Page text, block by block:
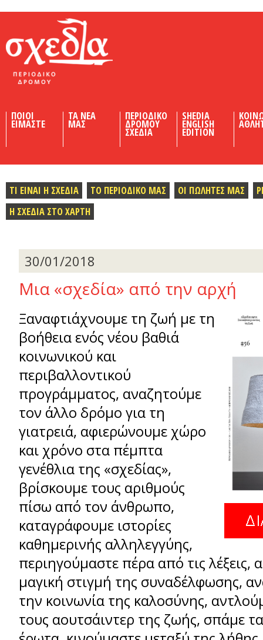
ΠΟΙΟΙ
ΕΙΜΑΣΤΕ
ΤΑ ΝΕΑ
ΜΑΣ
ΠΕΡΙΟΔΙΚΟ
ΔΡΟΜΟΥ
ΣΧΕΔΙΑ
SHEDIA
ENGLISH
EDITION
ΤΙ ΕΙΝΑΙ Η ΣΧΕΔΙΑ ΤΟ ΠΕΡΙΟΔΙΚΟ ΜΑΣ ΟΙ ΠΩΛΗΤΕΣ ΜΑΣ
Η ΣΧΕΔΙΑ ΣΤΟ ΧΑΡΤΗ
30/01/2018
Mια «σχεδία» από την αρχή
Ξαναφτιάχνουμε τη ζωή με τη
βοήθεια ενός νέου βαθιά
κοινωνικού και
περιβαλλοντικού
προγράμματος, αναζητούμε
τον άλλο δρόμο για τη
γιατρειά, αφιερώνουμε χώρο
και χρόνο στα πέμπτα
γενέθλια της «σχεδίας»,
βρίσκουμε τους αριθμούς
πίσω από τον άνθρωπο,
καταγράφουμε ιστορίες
καθημερινής αλληλεγγύης,
περιηγούμαστε πέρα από τις λέξεις,
μαγική στιγμή της συναδέλφωσης,
την κοινωνία της καλοσύνης,
τους αουτσάιντερ της ζωής, σπάμε